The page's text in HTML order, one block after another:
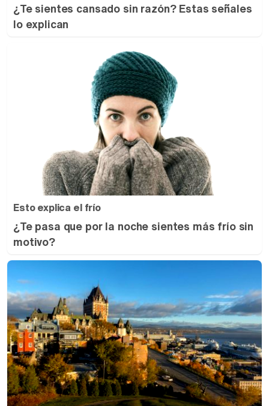
¿Te sientes cansado sin razón? Estas señales
lo explican
Esto explica el frío
¿Te pasa que por la noche sientes más frío sin
motivo?